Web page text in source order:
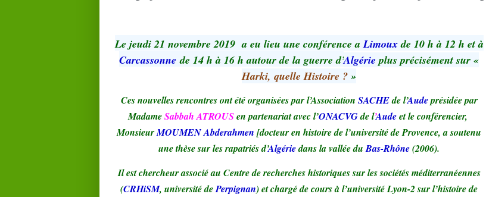
Le jeudi 21 novembre 2019 a eu lieu une conférence aLimouxde 10 h à 12 h et à
Carcassonne de 14 h à 16 h autour de la guerre d’Algérieplus précisément sur «
Harki, quelle Histoire ? »
Ces nouvelles rencontres ont été organisées par l’Association SACHEde l’Audeprésidée par
MadameSabbah ATROUSen partenariat avec l’ONACVGde l’Audeet le conférencier,
MonsieurMOUMEN Abderahmen [docteur en histoire de l’université de Provence, a soutenu
une thèse sur les rapatriés d’Algériedans la vallée du Bas-Rhône(2006).
Il est chercheur associé au Centre de recherches historiques sur les sociétés méditerranéennes
(CRHiSM, université dePerpignan) et chargé de cours à l’université Lyon-2 sur l’histoire de